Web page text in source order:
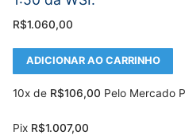
R$1.060,00
ADICIONAR AO CARRINHO
10x de R$106,00 Pelo Mercado
Pix R$1.007,00